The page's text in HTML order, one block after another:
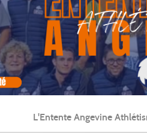
L'Entente Angevine